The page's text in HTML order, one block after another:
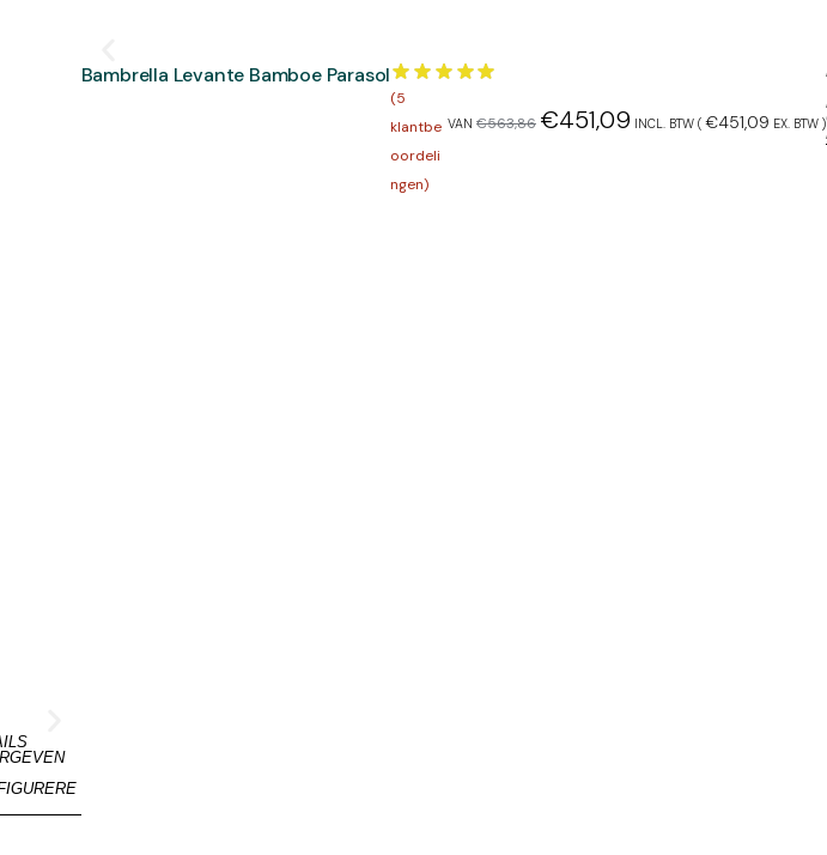
Bambrella Levante Bamboe Parasol
(5
klantbe
oordeli
ngen)
VAN €563,86 €451,09INCL. BTW ( €451,09 EX. BTW )